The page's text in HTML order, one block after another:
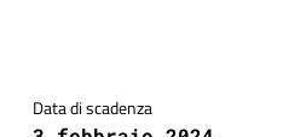
Data di scadenza